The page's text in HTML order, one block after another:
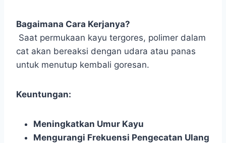
Bagaimana Cara Kerjanya?
Saat permukaan kayu tergores, polimer dalam
cat akan bereaksi dengan udara atau panas
untuk menutup kembali goresan.
Keuntungan:
Meningkatkan Umur Kayu
Mengurangi Frekuensi Pengecatan Ulang